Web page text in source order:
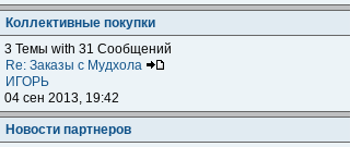
Коллективные покупки
3 Темы with 31 Сообщений
Re: Заказы с Мудхола
ИГОРЬ
04 сен 2013, 19:42
Новости партнеров